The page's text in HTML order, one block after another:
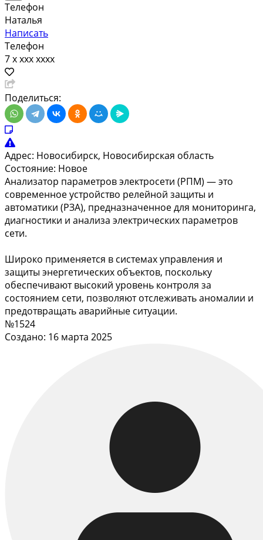
Телефон
Наталья
Написать
Телефон
7 x xxx xxxx
Поделиться:
Адрес: Новосибирск, Новосибирская область
Состояние: Новое
Анализатор параметров электросети (РПМ) — это
современное устройство релейной защиты и
автоматики (РЗА), предназначенное для мониторинга,
диагностики и анализа электрических параметров
сети.
Широко применяется в системах управления и
защиты энергетических объектов, поскольку
обеспечивают высокий уровень контроля за
состоянием сети, позволяют отслеживать аномалии и
предотвращать аварийные ситуации.
№1524
Создано: 16 марта 2025